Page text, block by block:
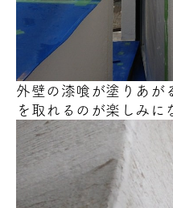
外壁の漆喰が塗りあが
を取れるのが楽しみに